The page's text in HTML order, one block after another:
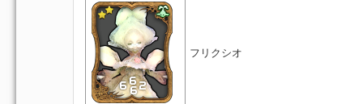
フリクシオ